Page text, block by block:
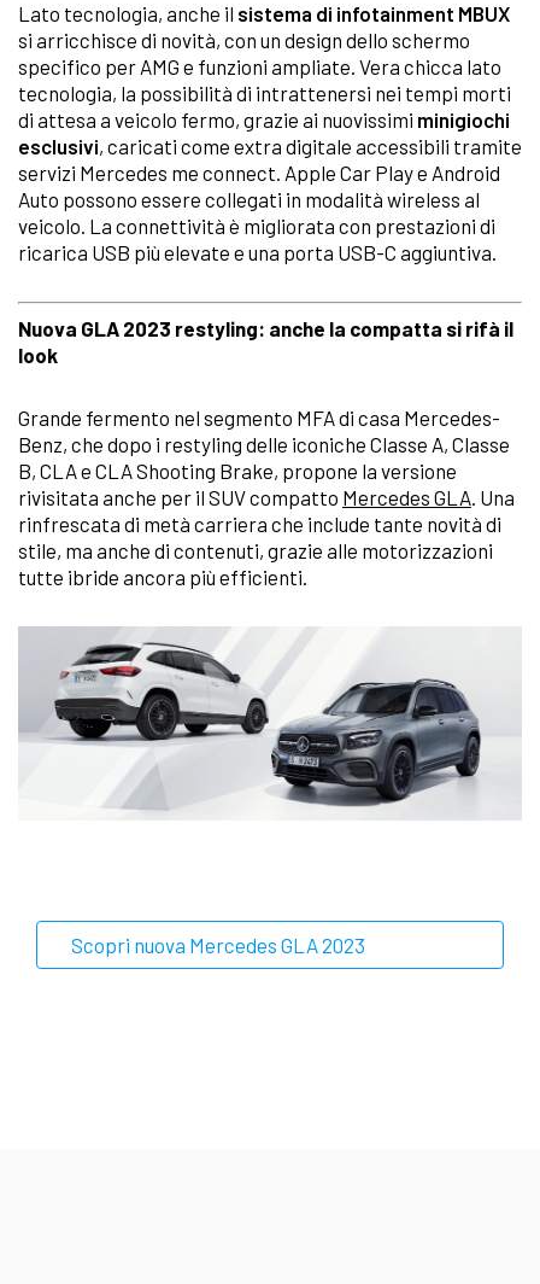
Lato tecnologia, anche il sistema di infotainment MBUX
si arricchisce di novità, con un design dello schermo
specifico per AMG e funzioni ampliate. Vera chicca lato
tecnologia, la possibilità di intrattenersi nei tempi morti
di attesa a veicolo fermo, grazie ai nuovissimi minigiochi
esclusivi, caricati come extra digitale accessibili tramite
servizi Mercedes me connect. Apple Car Play e Android
Auto possono essere collegati in modalità wireless al
veicolo. La connettività è migliorata con prestazioni di
ricarica USB più elevate e una porta USB-C aggiuntiva.
Nuova GLA 2023 restyling: anche la compatta si rifà il
look
Grande fermento nel segmento MFA di casa Mercedes-
Benz, che dopo i restyling delle iconiche Classe A, Classe
B, CLA e CLA Shooting Brake, propone la versione
rivisitata anche per il SUV compatto Mercedes GLA . Una
rinfrescata di metà carriera che include tante novità di
stile, ma anche di contenuti, grazie alle motorizzazioni
tutte ibride ancora più efficienti.
Scopri nuova Mercedes GLA 2023